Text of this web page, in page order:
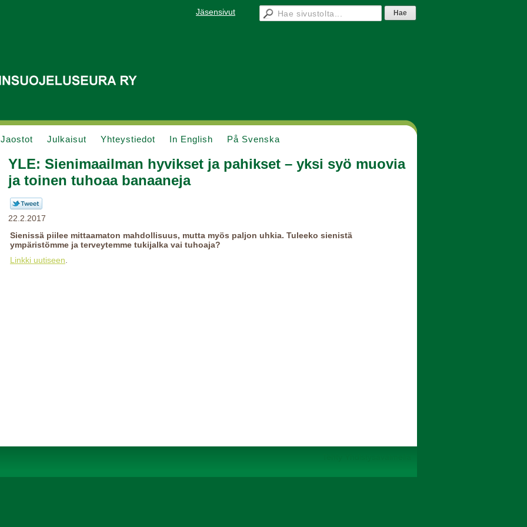
Jäsensivut
Jaostot Julkaisut Yhteystiedot In English På Svenska
YLE: Sienimaailman hyvikset ja pahikset – yksi syö muovia
ja toinen tuhoaa banaaneja
22.2.2017
Sienissä piilee mittaamaton mahdollisuus, mutta myös paljon uhkia. Tuleeko sienistä
ympäristömme ja terveytemme tukijalka vai tuhoaja?
Linkki uutiseen